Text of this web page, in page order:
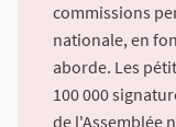
commissions
nationale, en
aborde. Les
100 000
de l'Assemblée